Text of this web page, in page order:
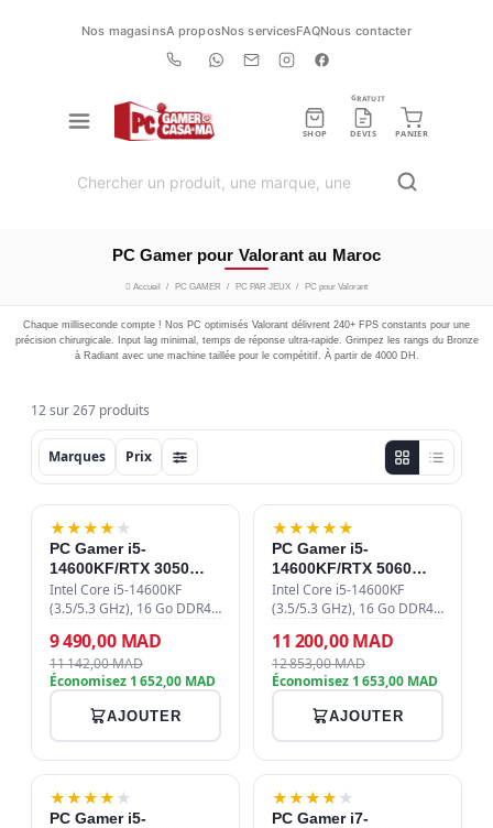
Nos magasinsA proposNos servicesFAQNous contacter
SHOP DEVIS
GRATUIT
PANIER
PC Gamer pour Valorant au Maroc
Accueil PC GAMER PC PAR JEUX PC pour Valorant
Chaque milliseconde compte ! Nos PC optimisés Valorant délivrent 240+ FPS constants pour une
précision chirurgicale. Input lag minimal, temps de réponse ultra-rapide. Grimpez les rangs du Bronze
à Radiant avec une machine taillée pour le compétitif. À partir de 4000 DH.
12 sur 267 produits
Marques Prix
★★★★ ★
PC Gamer i5-
14600KF/RTX 3050
6GB/16GB DDR4/1TB
SSD
Intel Core i5-14600KF
(3.5/5.3 GHz), 16 Go DDR4
NVMe Samsung PM9C1 1
To PCIe 4.0, GIGABYTE
GeForce RTX 3050
9 490,00 MAD
11 142,00 MAD
Économisez 1 652,00 MAD
AJOUTER
★★★★★
PC Gamer i5-
14600KF/RTX 5060
8GB/16GB DDR4/1TB
SSD
Intel Core i5-14600KF
(3.5/5.3 GHz), 16 Go DDR4
PCIe 4.0, RTX 5060 8 Go,
watercooling 240mm ARGB,
alimentation 750W 80+
11 200,00 MAD
12 853,00 MAD
Économisez 1 653,00 MAD
AJOUTER
★★★★ ★
PC Gamer i5-
★★★★ ★
PC Gamer i7-